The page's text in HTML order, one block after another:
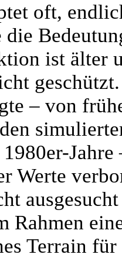
oft,
ist älter
– von
Werte
Rahmen
Terrain